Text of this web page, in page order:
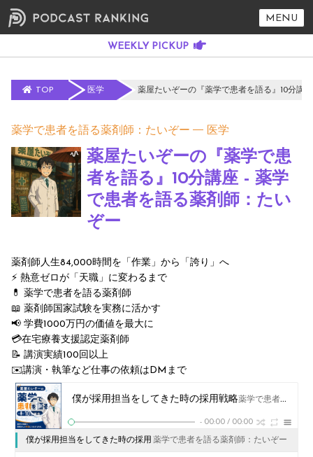
MENU
TOP 医学 薬屋たいぞーの『薬学で患者を語る』10分講
薬学で患者を語る薬剤師：たいぞー 医学
薬屋たいぞーの『薬学で患
者を語る』10分講座 - 薬学
で患者を語る薬剤師：たい
ぞー
薬剤師人生84,000時間を「作業」から「誇り」へ
⚡️ 熱意ゼロが「天職」に変わるまで
💊 薬学で患者を語る薬剤師
📖 薬剤師国家試験を実務に活かす
📢 学費1000万円の価値を最大に
💳在宅療養支援認定薬剤師
📝 講演実績100回以上
✉️講演・執筆など仕事の依頼はDMまで
僕が採用担当をしてきた時の採用戦略薬学で患者を語る薬剤師：たいぞー
- 00:00 / 00:00
僕が採用担当をしてきた時の採用 薬学で患者を語る薬剤師：たいぞー